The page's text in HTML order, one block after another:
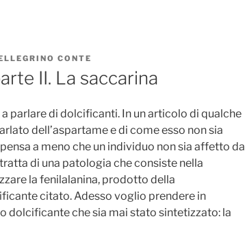
CONTE
II. La saccarina
parlare di dolcificanti. In un articolo di qualche
dell’aspartame e di come esso non sia
a meno che un individuo non sia affetto da
di una patologia che consiste nella
la fenilalanina, prodotto della
citato. Adesso voglio prendere in
dolcificante che sia mai stato sintetizzato: la